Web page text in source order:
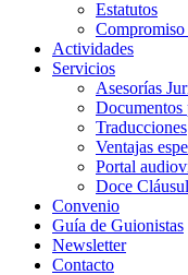
Estatutos
Compromiso
Actividades
Servicios
Asesorías
Documentos
Traducciones
Ventajas
Portal
Doce
Convenio
Guía de Guionistas
Newsletter
Contacto